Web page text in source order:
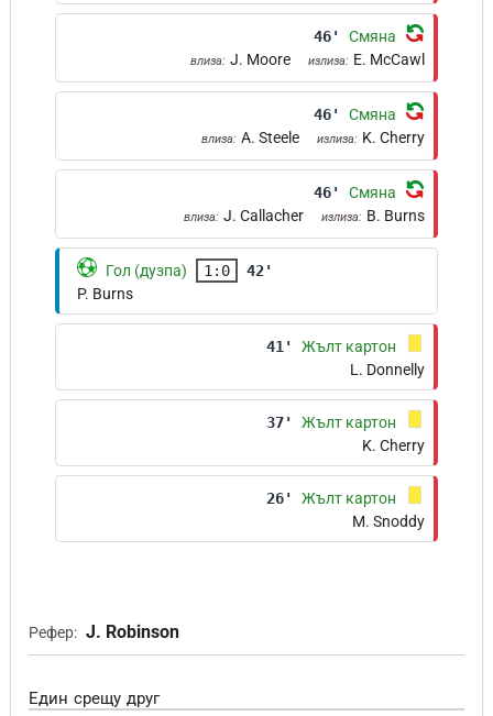
46' Смяна
влиза: J. Moore излиза: E. McCawl
46' Смяна
влиза: A. Steele излиза: K. Cherry
46' Смяна
влиза: J. Callacher излиза: B. Burns
Гол (дузпа) 1:0
42'
P. Burns
41'
Жълт картон
L. Donnelly
37'
Жълт картон
K. Cherry
26'
Жълт картон
M. Snoddy
Рефер: J. Robinson
Един срещу друг